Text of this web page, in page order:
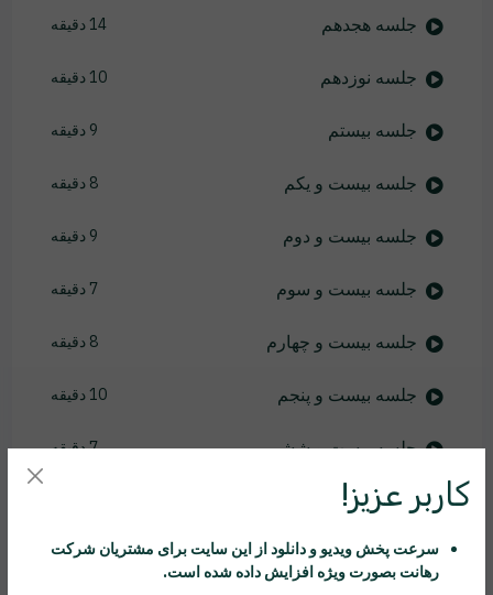
جلسه هجدهم 14 دقیقه
جلسه نوزدهم 10 دقیقه
جلسه بیستم 9 دقیقه
جلسه بیست و یکم 8 دقیقه
جلسه بیست و دوم 9 دقیقه
جلسه بیست و سوم 7 دقیقه
جلسه بیست و چهارم 8 دقیقه
جلسه بیست و پنجم 10 دقیقه
جلسه بیست و ششم 7 دقیقه
جلسه بیست و هفتم
جلسه بیست و هشتم 8 دقیقه
کاربر عزیز!
سرعت پخش ویدیو و دانلود از این سایت برای مشتریان شرکت
رهانت بصورت ویژه افزایش داده شده است.